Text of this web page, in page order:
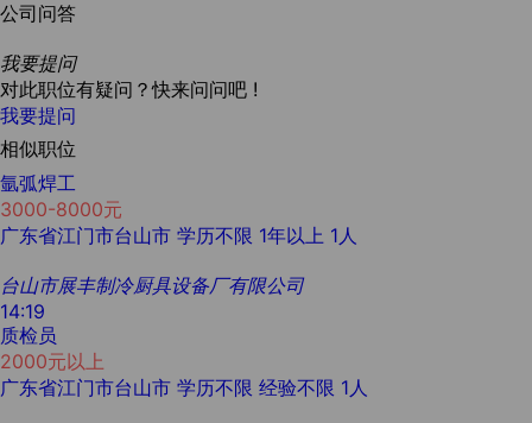
公司问答
我要提问
对此职位有疑问？快来问问吧 !
我要提问
相似职位
氩弧焊工
3000-8000元
广东省江门市台山市 学历不限 1年以上 1人
台山市展丰制冷厨具设备厂有限公司
14:19
质检员
2000元以上
广东省江门市台山市 学历不限 经验不限 1人